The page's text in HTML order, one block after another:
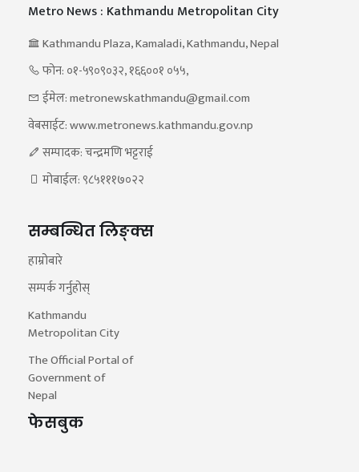
Metro News : Kathmandu Metropolitan City
Kathmandu Plaza, Kamaladi, Kathmandu, Nepal
फोन: ०१-५९०९०३२, १६६००१ ०५५,
ईमेल: metronewskathmandu@gmail.com
वेबसाईट: www.metronews.kathmandu.gov.np
सम्पादक: चन्द्रमणि भट्टराई
मोबाईल: ९८५१११७०२२
सम्बन्धित लिङ्क्स
हाम्रोबारे
सम्पर्क गर्नुहोस्
Kathmandu
Metropolitan City
The Official Portal of
Government of
Nepal
फेसबुक